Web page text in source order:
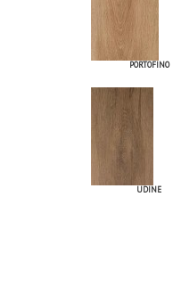
PORTOFINO
UDINE